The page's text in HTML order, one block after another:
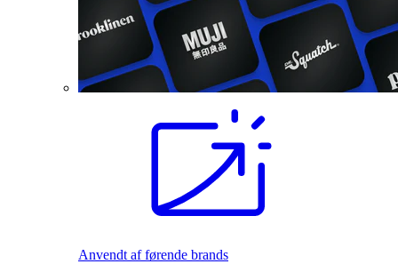
Anvendt af førende brands